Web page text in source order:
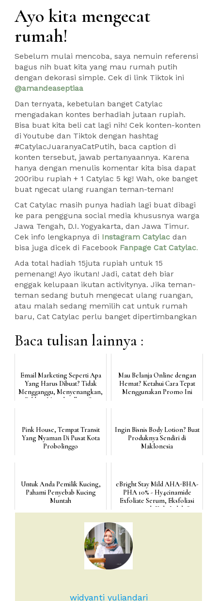
Ayo kita mengecat
rumah!
Sebelum mulai mencoba, saya nemuin referensi
bagus nih buat kita yang mau rumah putih
dengan dekorasi simple. Cek di link Tiktok ini
@amandeaseptiaa
Dan ternyata, kebetulan banget Catylac
mengadakan kontes berhadiah jutaan rupiah.
Bisa buat kita beli cat lagi nih! Cek konten-konten
di Youtube dan Tiktok dengan hashtag
#CatylacJuaranyaCatPutih, baca caption di
konten tersebut, jawab pertanyaannya. Karena
hanya dengan menulis komentar kita bisa dapat
200ribu rupiah + 1 Catylac 5 kg! Wah, oke banget
buat ngecat ulang ruangan teman-teman!
Cat Catylac masih punya hadiah lagi buat dibagi
ke para pengguna social media khususnya warga
Jawa Tengah, D.I. Yogyakarta, dan Jawa Timur.
Cek info lengkapnya di Instagram Catylac dan
bisa juga dicek di Facebook Fanpage Cat Catylac.
Ada total hadiah 15juta rupiah untuk 15
pemenang! Ayo ikutan! Jadi, catat deh biar
enggak kelupaan ikutan activitynya. Jika teman-
teman sedang butuh mengecat ulang ruangan,
atau malah sedang memilih cat untuk rumah
baru, Cat Catylac perlu banget dipertimbangkan
Baca tulisan lainnya :
Email Marketing Seperti Apa
Yang Harus Dibuat? Tidak
Mengganggu, Menyenangkan,
Bahkan Menghasilkan C...
Mau Belanja Online dengan
Hemat? Ketahui Cara Tepat
Menggunakan Promo Ini
Pink House, Tempat Transit
Yang Nyaman Di Pusat Kota
Probolinggo
Ingin Bisnis Body Lotion? Buat
Produknya Sendiri di
Maklonesia
Untuk Anda Pemilik Kucing,
Pahami Penyebab Kucing
Muntah
eBright Stay Mild AHA-BHA-
PHA 10% - Hy4cinamide
Exfoliate Serum, Eksfoliasi
Aman untuk Kulit Lebih S...
widyanti yuliandari